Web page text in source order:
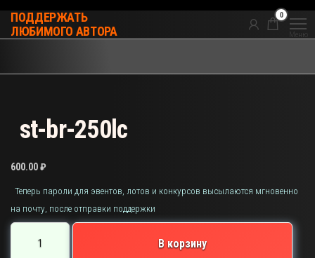
ПОДДЕРЖАТЬ
ЛЮБИМОГО АВТОРА
0
Меню
st-br-250lc
600.00₽
Теперь пароли для эвентов, лотов и конкурсов высылаются мгновенно
на почту, после отправки поддержки
товара
В корзину